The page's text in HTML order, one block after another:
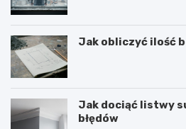
Jak obliczyć ilość
Jak dociąć listwy
błędów